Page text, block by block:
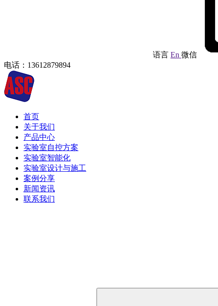
语言 En 微信
电话：13612879894
首页
关于我们
产品中心
实验室自控方案
实验室智能化
实验室设计与施工
案例分享
新闻资讯
联系我们